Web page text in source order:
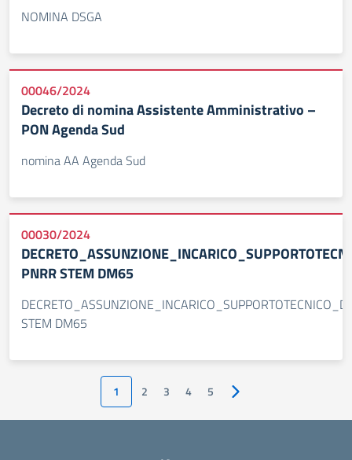
NOMINA DSGA
00046/2024
Decreto di nomina Assistente Amministrativo –
PON Agenda Sud
nomina AA Agenda Sud
00030/2024
PNRR STEM DM65
STEM DM65
1 2 3 4 5 Pagina successiva